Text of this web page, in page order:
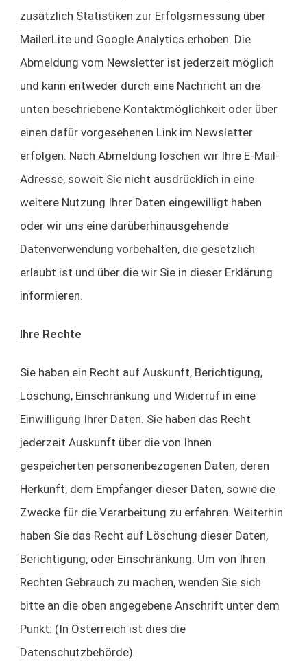
zusätzlich Statistiken zur Erfolgsmessung über
MailerLite und Google Analytics erhoben. Die
Abmeldung vom Newsletter ist jederzeit möglich
und kann entweder durch eine Nachricht an die
unten beschriebene Kontaktmöglichkeit oder über
einen dafür vorgesehenen Link im Newsletter
erfolgen. Nach Abmeldung löschen wir Ihre E-Mail-
Adresse, soweit Sie nicht ausdrücklich in eine
weitere Nutzung Ihrer Daten eingewilligt haben
oder wir uns eine darüberhinausgehende
Datenverwendung vorbehalten, die gesetzlich
erlaubt ist und über die wir Sie in dieser Erklärung
informieren.
Ihre Rechte
Sie haben ein Recht auf Auskunft, Berichtigung,
Löschung, Einschränkung und Widerruf in eine
Einwilligung Ihrer Daten. Sie haben das Recht
jederzeit Auskunft über die von Ihnen
gespeicherten personenbezogenen Daten, deren
Herkunft, dem Empfänger dieser Daten, sowie die
Zwecke für die Verarbeitung zu erfahren. Weiterhin
haben Sie das Recht auf Löschung dieser Daten,
Berichtigung, oder Einschränkung. Um von Ihren
Rechten Gebrauch zu machen, wenden Sie sich
bitte an die oben angegebene Anschrift unter dem
Punkt: (In Österreich ist dies die
Datenschutzbehörde).